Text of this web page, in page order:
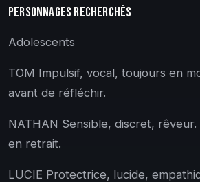
PERSONNAGES RECHERCHÉS
Adolescents
TOM Impulsif, vocal, toujours en
avant de réfléchir.
NATHAN Sensible, discret,
en retrait.
LUCIE Protectrice, lucide,